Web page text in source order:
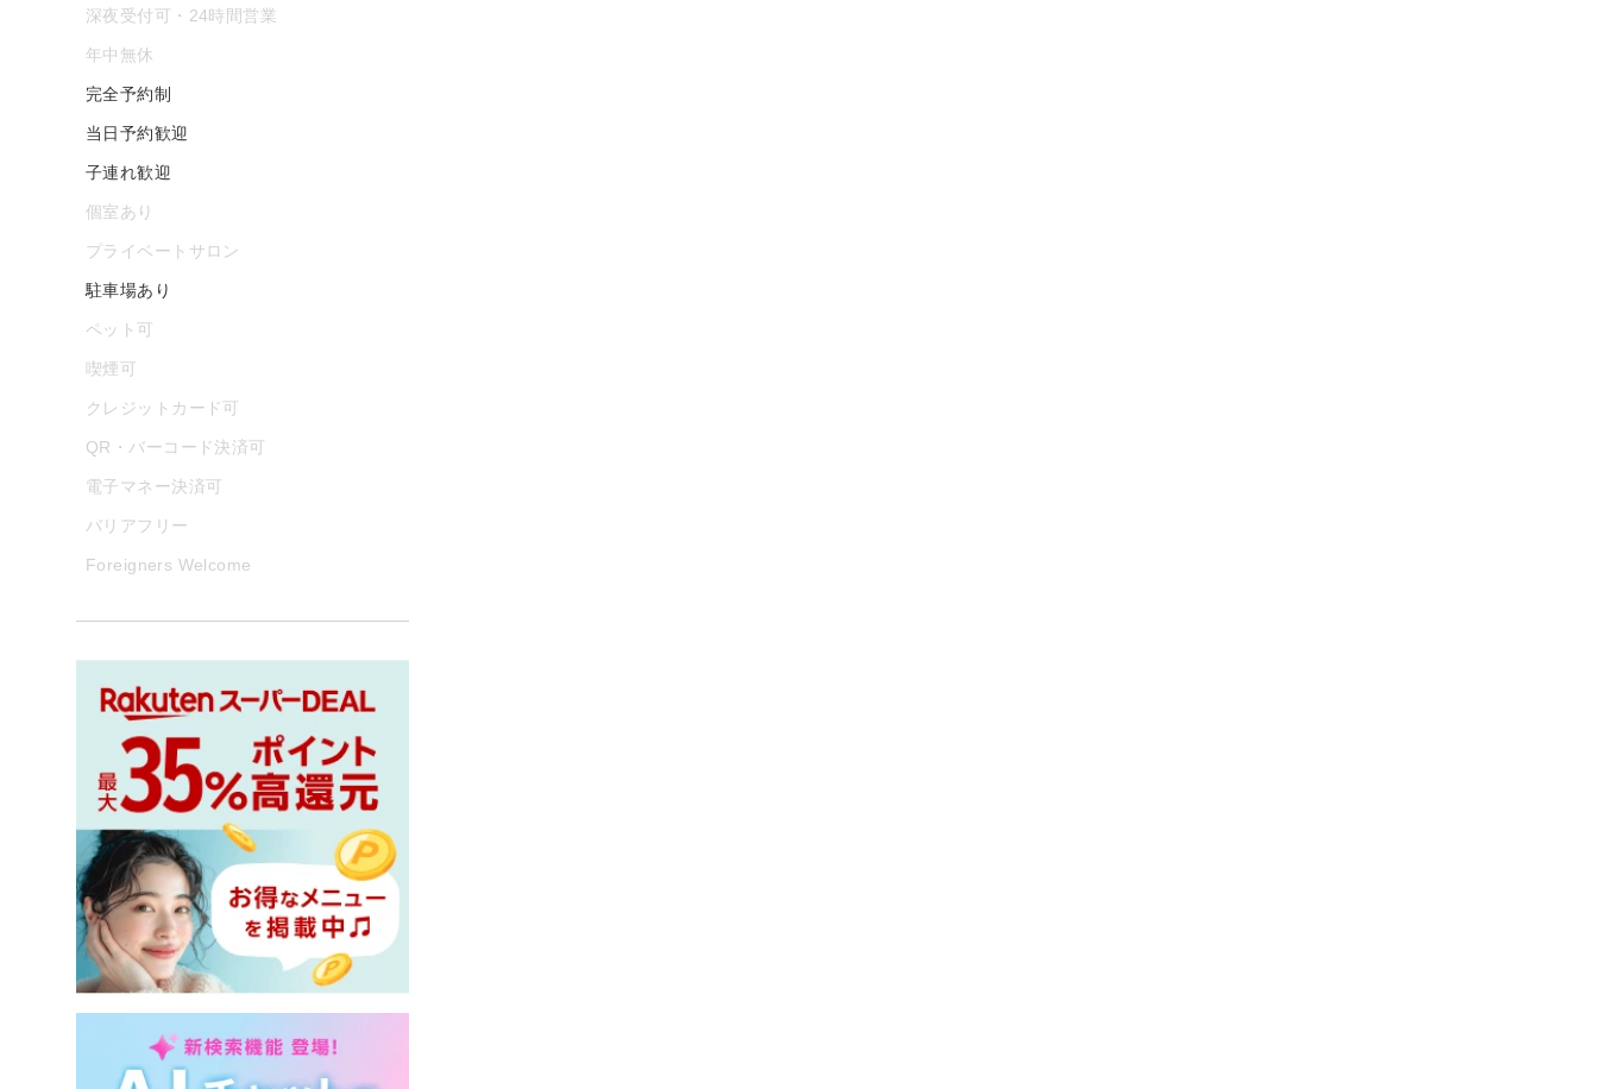
深夜受付可・24時間営業
年中無休
完全予約制
当日予約歓迎
子連れ歓迎
個室あり
プライベートサロン
駐車場あり
ペット可
喫煙可
クレジットカード可
QR・バーコード決済可
電子マネー決済可
バリアフリー
Foreigners Welcome